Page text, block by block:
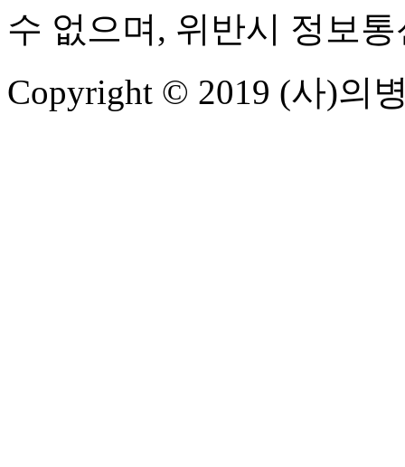
수 없으며, 위반시 정보
Copyright © 2019 (사)의